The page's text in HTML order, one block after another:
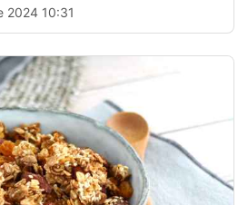
2024 10:31